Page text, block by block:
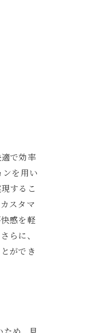
で効率
を用い
するこ
スタマ
感を軽
らに、
ができ